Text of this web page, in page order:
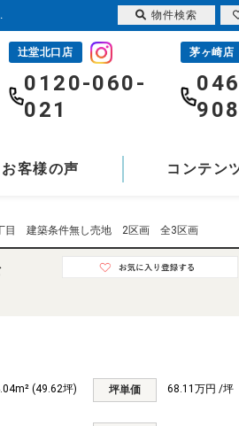
土地｜センチュリー21富士ハウジング
辻堂北口店
0120-060-
021
茅ヶ崎店
お客様の声 コンテン
目 建築条件無し売地 2区画 全3区画
(49.62坪) 坪単価 68.11万円 /坪
物件検索